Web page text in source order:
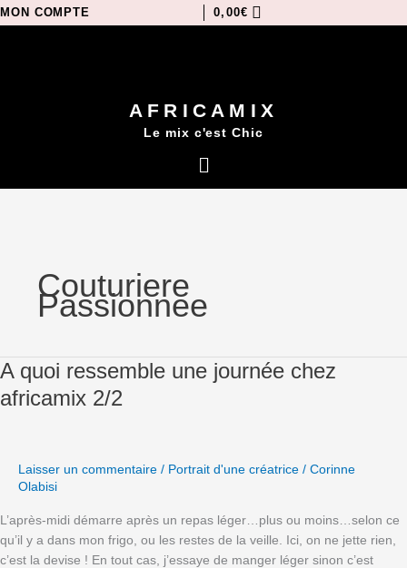
Aller
au
MON COMPTE 0,00€
AFRICAMIX
Le mix c'est Chic
Menu
Couturiere
Passionnee
A quoi ressemble une journée chez
africamix 2/2
Laisser un commentaire / Portrait d'une créatrice / Corinne
Olabisi
L’après-midi démarre après un repas léger…plus ou moins…selon ce
qu’il y a dans mon frigo, ou les restes de la veille. Ici, on ne jette rien,
c’est la devise ! En tout cas, j’essaye de manger léger sinon c’est
A
ressemble
chez
africamix